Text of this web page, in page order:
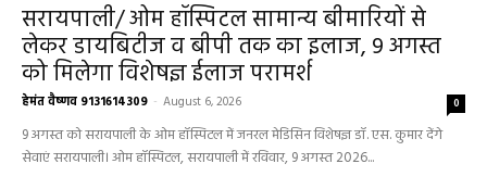
सरायपाली/ ओम हॉस्पिटल सामान्य बीमारियों से
लेकर डायबिटीज व बीपी तक का इलाज, 9 अगस्त
को मिलेगा विशेषज्ञ ईलाज परामर्श
हेमंत वैष्णव 9131614309 - August 6, 2026 0
9 अगस्त को सरायपाली के ओम हॉस्पिटल में जनरल मेडिसिन विशेषज्ञ डॉ. एस. कुमार देंगे
सेवाएं सरायपाली। ओम हॉस्पिटल, सरायपाली में रविवार, 9 अगस्त 2026...